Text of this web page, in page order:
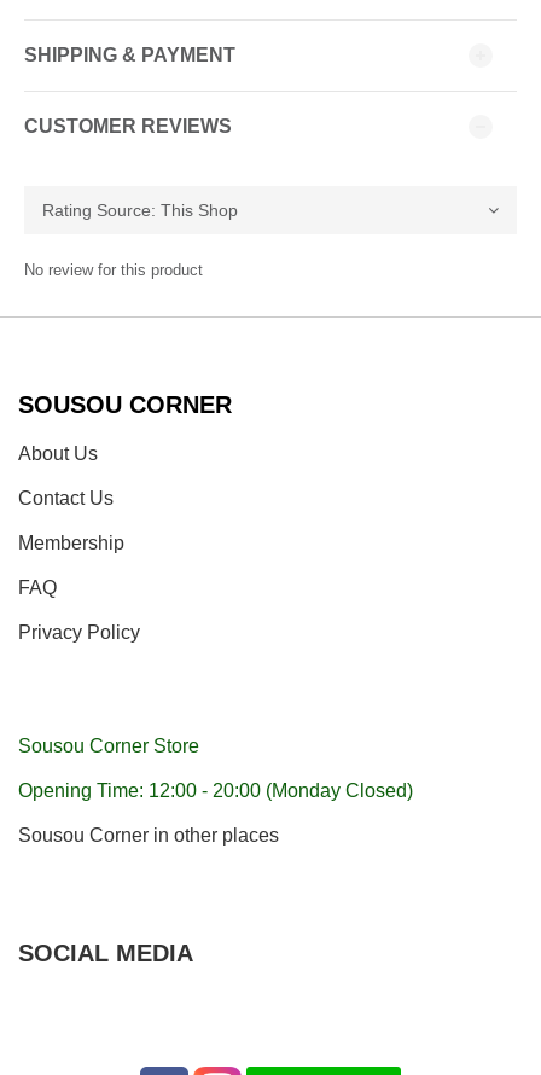
SHIPPING & PAYMENT
CUSTOMER REVIEWS
No review for this product
SOUSOU CORNER
About Us
Contact Us
Membership
FAQ
Privacy Policy
Sousou Corner Store
Opening Time: 12:00 - 20:00 (Monday Closed)
Sousou Corner in other places
SOCIAL MEDIA